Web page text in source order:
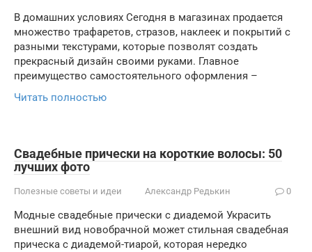
В домашних условиях Сегодня в магазинах продается
множество трафаретов, стразов, наклеек и покрытий с
разными текстурами, которые позволят создать
прекрасный дизайн своими руками. Главное
преимущество самостоятельного оформления –
Читать полностью
Свадебные прически на короткие волосы: 50
лучших фото
Полезные советы и идеи Александр Редькин 0
Модные свадебные прически с диадемой Украсить
внешний вид новобрачной может стильная свадебная
прическа с диадемой-тиарой, которая нередко